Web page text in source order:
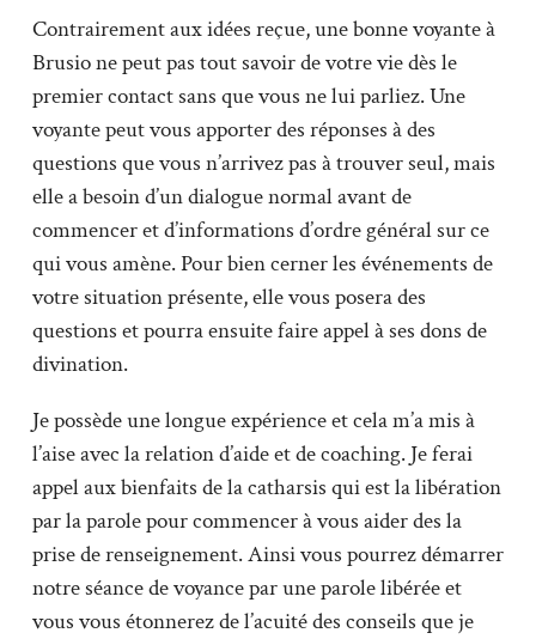
Contrairement aux idées reçue, une bonne voyante à
Brusio ne peut pas tout savoir de votre vie dès le
premier contact sans que vous ne lui parliez. Une
voyante peut vous apporter des réponses à des
questions que vous n’arrivez pas à trouver seul, mais
elle a besoin d’un dialogue normal avant de
commencer et d’informations d’ordre général sur ce
qui vous amène. Pour bien cerner les événements de
votre situation présente, elle vous posera des
questions et pourra ensuite faire appel à ses dons de
divination.
Je possède une longue expérience et cela m’a mis à
l’aise avec la relation d’aide et de coaching. Je ferai
appel aux bienfaits de la catharsis qui est la libération
par la parole pour commencer à vous aider des la
prise de renseignement. Ainsi vous pourrez démarrer
notre séance de voyance par une parole libérée et
vous vous étonnerez de l’acuité des conseils que je